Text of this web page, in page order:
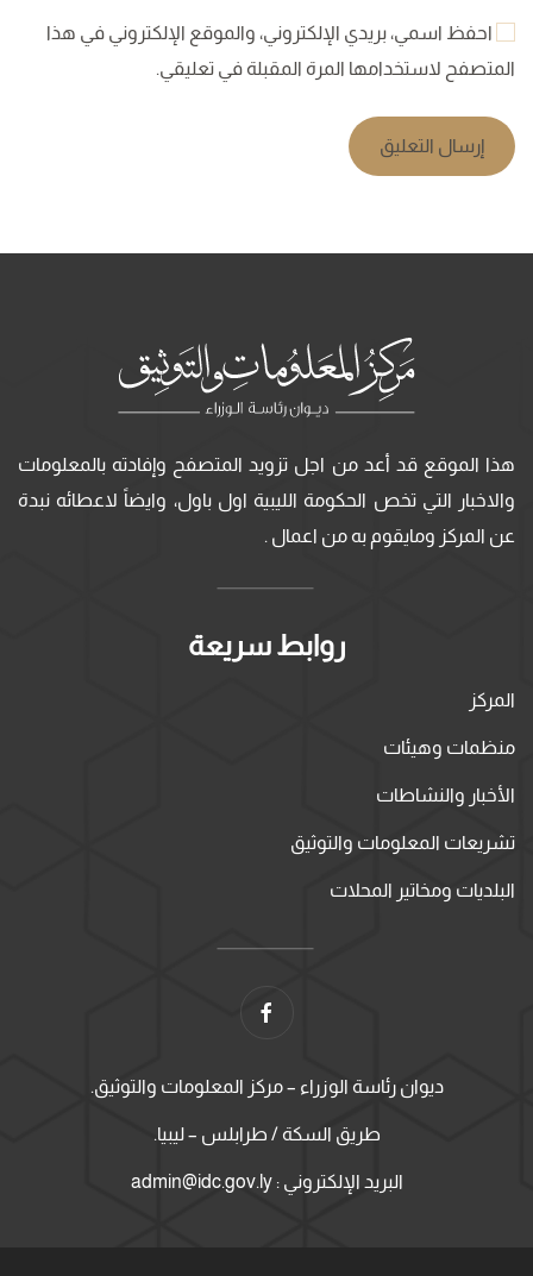
احفظ اسمي، بريدي الإلكتروني، والموقع الإلكتروني في هذا
المتصفح لاستخدامها المرة المقبلة في تعليقي.
إرسال التعليق
هذا الموقع قد أعد من اجل تزويد المتصفح وإفادته بالمعلومات
والاخبار التي تخص الحكومة الليبية اول باول، وايضاً لاعطائه نبدة
عن المركز ومايقوم به من اعمال .
روابط سريعة
المركز
منظمات وهيئات
الأخبار والنشاطات
تشريعات المعلومات والتوثيق
البلديات ومخاتير المحلات
ديوان رئاسة الوزراء – مركز المعلومات والتوثيق.
طريق السكة / طرابلس – ليبيا.
البريد الإلكتروني : admin@idc.gov.ly